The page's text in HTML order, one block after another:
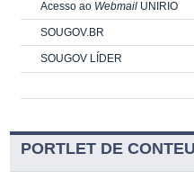
Acesso ao Webmail UNIRIO
SOUGOV.BR
SOUGOV LÍDER
PORTLET DE